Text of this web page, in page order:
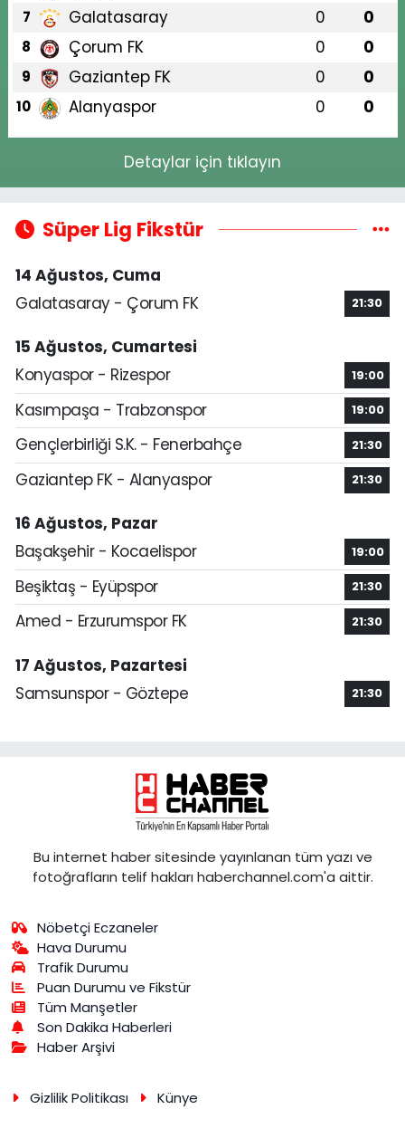
7 Galatasaray 0 0
8 Çorum FK 0 0
9 Gaziantep FK 0 0
10 Alanyaspor 0 0
Detaylar için tıklayın
Süper Lig Fikstür
14 Ağustos, Cuma
Galatasaray - Çorum FK
21:30
15 Ağustos, Cumartesi
Konyaspor - Rizespor
19:00
Kasımpaşa - Trabzonspor 19:00
Gençlerbirliği S.K. - Fenerbahçe 21:30
Gaziantep FK - Alanyaspor 21:30
16 Ağustos, Pazar
Başakşehir - Kocaelispor
19:00
Beşiktaş - Eyüpspor 21:30
Amed - Erzurumspor FK 21:30
17 Ağustos, Pazartesi
Samsunspor - Göztepe
21:30
Bu internet haber sitesinde yayınlanan tüm yazı ve
fotoğrafların telif hakları haberchannel.com'a aittir.
Nöbetçi Eczaneler
Hava Durumu
Trafik Durumu
Puan Durumu ve Fikstür
Tüm Manşetler
Son Dakika Haberleri
Haber Arşivi
Gizlilik Politikası Künye